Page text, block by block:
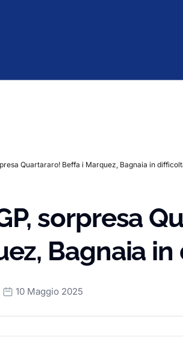
Quartararo! Beffa i Marquez, Bagnaia in
sorpresa
Bagnaia
10 Maggio 2025